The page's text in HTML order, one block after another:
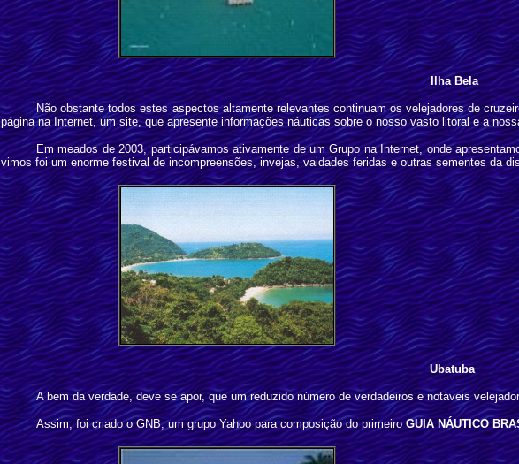
Ilha Bela
Não obstante todos estes aspectos altamente relevantes continuam os velejadores de
página na Internet, um site, que apresente informações náuticas sobre o nosso vasto litoral e a
Em meados de 2003, participávamos ativamente de um Grupo na Internet, onde
vimos foi um enorme festival de incompreensões, invejas, vaidades feridas e outras sementes da
Ubatuba
A bem da verdade, deve se apor, que um reduzido número de verdadeiros e notáveis
Assim, foi criado o GNB, um grupo Yahoo para composição do primeiroGUIA NÁUTICO